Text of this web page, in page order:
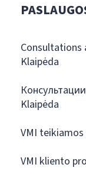
Consultations
Klaipėda
Klaipėda
VMI
VMI kliento